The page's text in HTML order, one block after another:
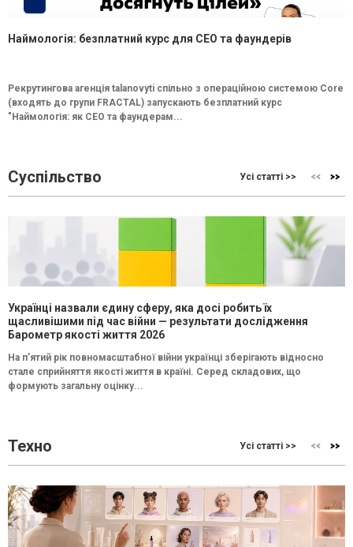
Наймологія: безплатний курс для CEO та фаундерів
Рекрутингова агенція talanovyti спільно з операційною системою Core
(входять до групи FRACTAL) запускають безплатний курс
"Наймологія: як СEO та фаундерам...
Суспільство Усі статті >>
Українці назвали єдину сферу, яка досі робить їх
щасливішими під час війни — результати дослідження
Барометр якості життя 2026
На п’ятий рік повномасштабної війни українці зберігають відносно
стале сприйняття якості життя в країні. Серед складових, що
формують загальну оцінку...
Техно Усі статті >>